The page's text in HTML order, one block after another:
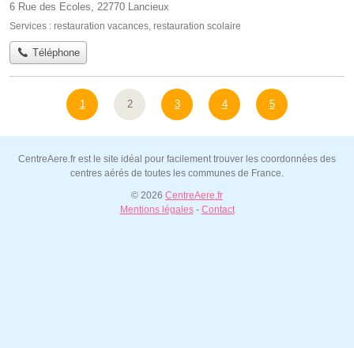
6 Rue des Ecoles, 22770 Lancieux
Services : restauration vacances, restauration scolaire
Téléphone
1 2 3 4 5
CentreAere.fr est le site idéal pour facilement trouver les coordonnées des
centres aérés de toutes les communes de France.
© 2026 CentreAere.fr
Mentions légales- Contact